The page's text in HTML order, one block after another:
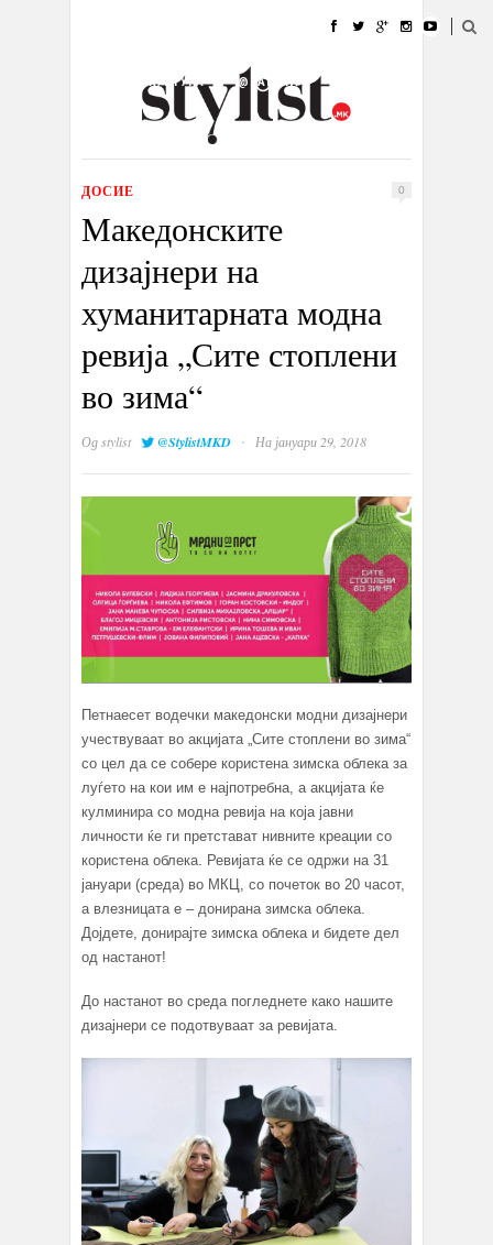
УБАВИНА
КУЛТУРА @РАБОТА
ИЗЛОГ
ДОСИЕ 0
Македонските
дизајнери на
хуманитарната модна
ревија „Сите стоплени
во зима“
Одstylist @StylistMKD · На јануари 29, 2018
Петнаесет водечки македонски модни дизајнери
учествуваат во акцијата „Сите стоплени во зима“
со цел да се собере користена зимска облека за
луѓето на кои им е најпотребна, а акцијата ќе
кулминира со модна ревија на која јавни
личности ќе ги претстават нивните креации со
користена облека. Ревијата ќе се одржи на 31
јануари (среда) во МКЦ, со почеток во 20 часот,
а влезницата е – донирана зимска облека.
Дојдете, донирајте зимска облека и бидете дел
од настанот!
До настанот во среда погледнете како нашите
дизајнери се подотвуваат за ревијата.